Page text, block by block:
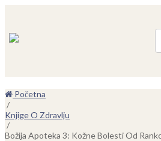
Početna
/
Knjige O Zdravlju
/
Božija Apoteka 3: Kožne Bolesti Od